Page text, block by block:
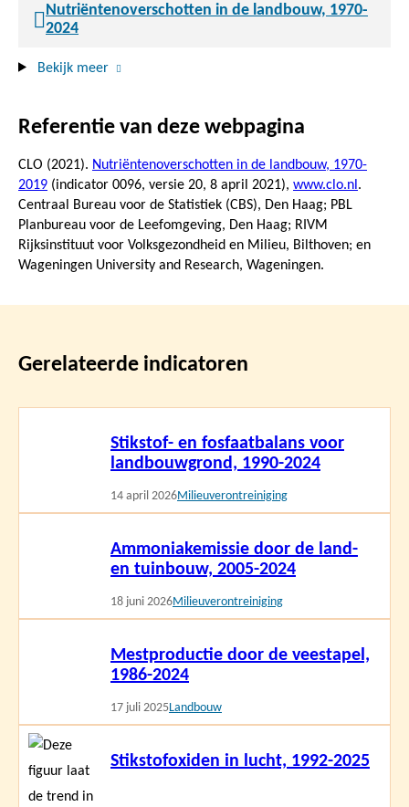
Nutriëntenoverschotten in de landbouw, 1970-
2024
Bekijk meer
Referentie van deze webpagina
CLO (2021). Nutriëntenoverschotten in de landbouw, 1970-
2019 (indicator 0096, versie 20, 8 april 2021), www.clo.nl .
Centraal Bureau voor de Statistiek (CBS), Den Haag; PBL
Planbureau voor de Leefomgeving, Den Haag; RIVM
Rijksinstituut voor Volksgezondheid en Milieu, Bilthoven; en
Wageningen University and Research, Wageningen.
Gerelateerde indicatoren
Stikstof- en fosfaatbalans voor
landbouwgrond, 1990-2024
14 april 2026Milieuverontreiniging
Ammoniakemissie door de land-
en tuinbouw, 2005-2024
18 juni 2026Milieuverontreiniging
Mestproductie door de veestapel,
1986-2024
17 juli 2025Landbouw
Stikstofoxiden in lucht, 1992-2025
Lees
meer